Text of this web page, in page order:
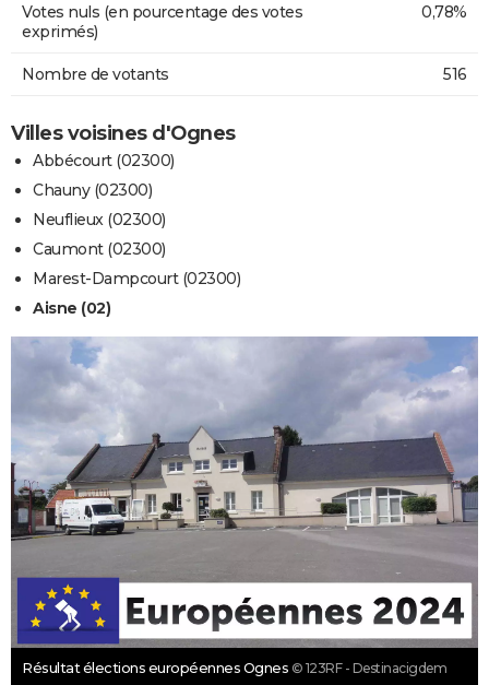
Votes nuls (en pourcentage des votes
exprimés)
0,78%
Nombre de votants 516
Villes voisines d'Ognes
Abbécourt (02300)
Chauny (02300)
Neuflieux (02300)
Caumont (02300)
Marest-Dampcourt (02300)
Aisne (02)
Résultat élections européennes Ognes © 123RF - Destinacigdem